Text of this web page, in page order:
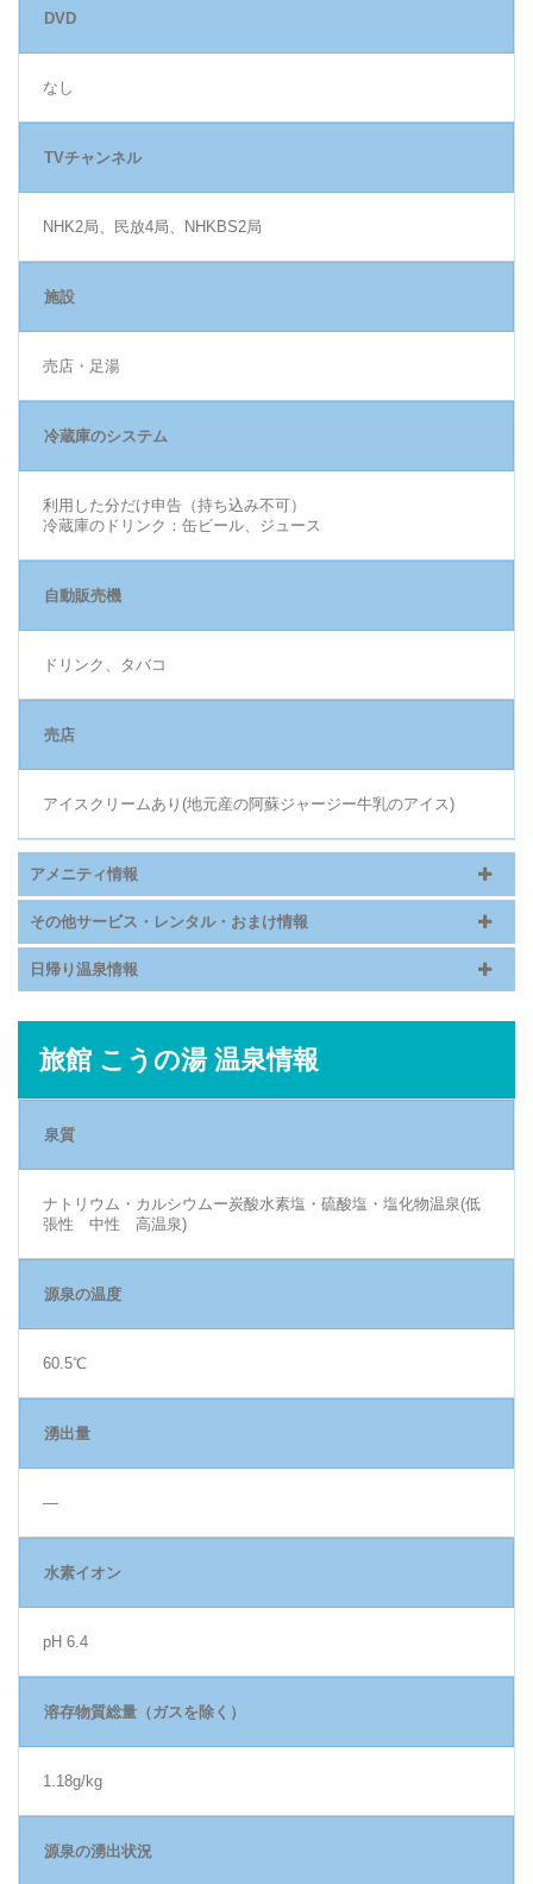
DVD
なし
TVチャンネル
NHK2局、民放4局、NHKBS2局
施設
売店・足湯
冷蔵庫のシステム
利用した分だけ申告（持ち込み不可）
冷蔵庫のドリンク：缶ビール、ジュース
自動販売機
ドリンク、タバコ
売店
アイスクリームあり(地元産の阿蘇ジャージー牛乳のアイス)
アメニティ情報
その他サービス・レンタル・おまけ情報
日帰り温泉情報
旅館 こうの湯 温泉情報
泉質
ナトリウム・カルシウムー炭酸水素塩・硫酸塩・塩化物温泉(低
張性 中性 高温泉)
源泉の温度
60.5℃
湧出量
―
水素イオン
pH 6.4
溶存物質総量（ガスを除く）
1.18g/kg
源泉の湧出状況